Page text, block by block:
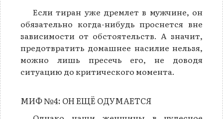
Если тиран уже дремлет в мужчине, он
обязательно когда-нибудь проснется вне
зависимости от обстоятельств. А значит,
предотвратить домашнее насилие нельзя,
можно лишь пресечь его, не доводя
ситуацию до критического момента.
МИФ №4: ОН ЕЩЁ ОДУМАЕТСЯ